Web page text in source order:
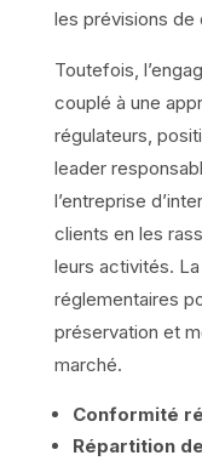
les prévisions
Toutefois,
couplé à une
régulateurs,
leader
l’entreprise
clients en les
leurs activités.
réglementaires
préservation et
marché.
Conformité
Répartition